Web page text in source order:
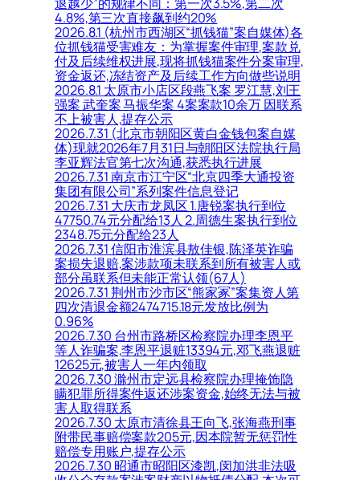
4.8%,第三次直接飙到约20%
2026.8.1 (杭州市西湖区“抓钱猫”案自媒体)各
位抓钱猫受害难友：为掌握案件审理,案款兑
付及后续维权进展,现将抓钱猫案件分案审理,
资金返还,冻结资产及后续工作方向做些说明
2026.8.1 太原市小店区段燕飞案 罗江慧,刘王
强案 武奎案 马振华案 4案案款10余万 因联系
不上被害人,提存公示
2026.7.31 (北京市朝阳区黄白金钱包案自媒
体)现就2026年7月31日与朝阳区法院执行局
李亚辉法官第七次沟通,获悉执行进展
2026.7.31 南京市江宁区“北京四季大通投资
集团有限公司”系列案件信息登记
2026.7.31 大庆市龙凤区 1.唐锐案执行到位
47750.74元分配给13人 2.周德生案执行到位
2348.75元分配给23人
2026.7.31 信阳市淮滨县敖佳银,陈泽英诈骗
案损失退赔,案涉款项未联系到所有被害人或
部分虽联系但未能正常认领(67人)
2026.7.31 荆州市沙市区“熊家冢”案集资人第
四次清退金额2474715.18元发放比例为
0.96%
2026.7.30 台州市路桥区检察院办理李恩平
等人诈骗案,李恩平退赃13394元,邓飞燕退赃
12625元,被害人一年内领取
2026.7.30 滁州市定远县检察院办理掩饰隐
瞒犯罪所得案件返还涉案资金,始终无法与被
害人取得联系
2026.7.30 太原市清徐县王向飞,张海燕刑事
附带民事赔偿案款205元,因本院暂无惩罚性
赔偿专用账户,提存公示
2026.7.30 昭通市昭阳区漆凯,闵加洪非法吸